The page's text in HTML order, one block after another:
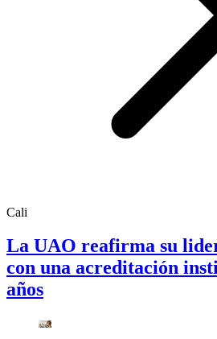
Cali
La UAO reafirma su
con una acreditación
años